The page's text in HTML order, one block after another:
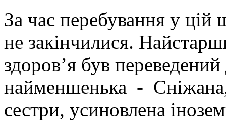
За час перебування у цій
не закінчилися.
здоров’я був
найменшенька - Сніжана,
сестри, усиновлена